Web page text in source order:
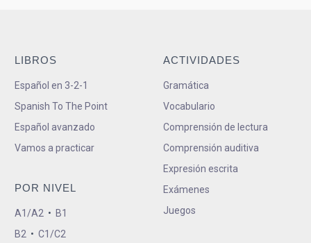
LIBROS
Español en 3-2-1
Spanish To The Point
Español avanzado
Vamos a practicar
POR NIVEL
A1/A2 • B1
B2 • C1/C2
ACTIVIDADES
Gramática
Vocabulario
Comprensión de lectura
Comprensión auditiva
Expresión escrita
Exámenes
Juegos